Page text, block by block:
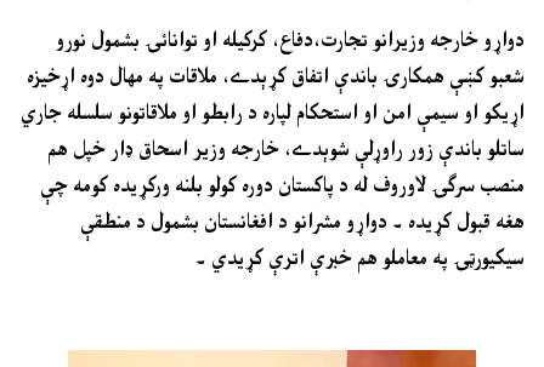
دواړو خارجه وزيرانو تجارت،دفاع، کرکيله او توانائۍ بشمول نورو
شعبو کښې همکارۍ باندې اتفاق کړېدے، ملاقات په مهال دوه اړخيزه
اړيکو او سيمې امن او استحکام لپاره د رابطو او ملاقاتونو سلسله جاري
ساتلو باندې زور راوړلې شوېدے، خارجه وزير اسحاق ډار خپل هم
منصب سرګۍ لاوروف له د پاکستان دوره کولو بلنه ورکړيده کومه چې
هغه قبول کړيده ۔ دواړو مشرانو د افغانستان بشمول د منطقې
سيکيورټۍ په معاملو هم خبرې اترې کړيدي ۔